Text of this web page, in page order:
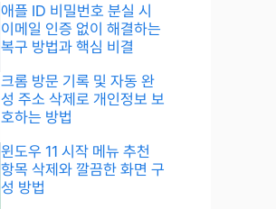
애플 ID 비밀번호 분실 시
이메일 인증 없이 해결하는
복구 방법과 핵심 비결
크롬 방문 기록 및 자동 완
성 주소 삭제로 개인정보 보
호하는 방법
윈도우 11 시작 메뉴 추천
항목 삭제와 깔끔한 화면 구
성 방법